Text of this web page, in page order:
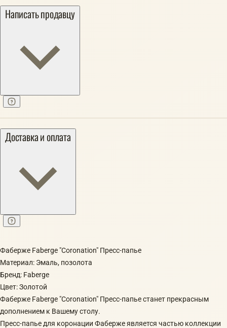
Написать продавцу
Доставка и оплата
Фаберже Faberge "Coronation" Пресс-папье
Материал: Эмаль, позолота
Бренд: Faberge
Цвет: Золотой
Фаберже Faberge "Coronation" Пресс-папье станет прекрасным
дополнением к Вашему столу.
Пресс-папье для коронации Фаберже является частью коллекции